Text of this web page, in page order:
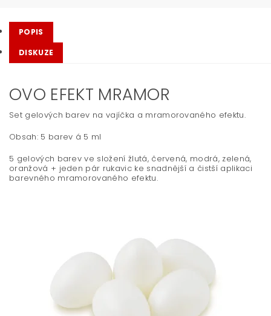
POPIS
DISKUZE
OVO EFEKT MRAMOR
Set gelových barev na vajíčka a mramorovaného efektu.
Obsah: 5 barev á 5 ml
5 gelových barev ve složení žlutá, červená, modrá, zelená,
oranžová + jeden pár rukavic ke snadnější a čistší aplikaci
barevného mramorovaného efektu.